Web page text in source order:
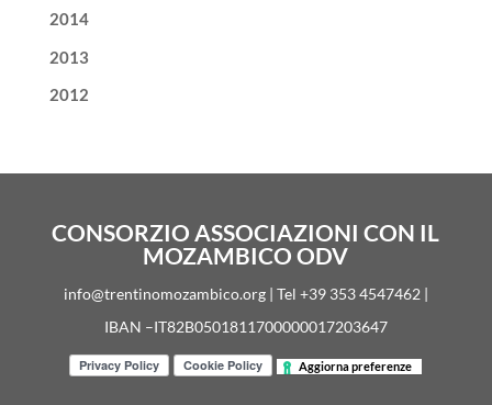
2014
2013
2012
CONSORZIO ASSOCIAZIONI CON IL
MOZAMBICO ODV
info@trentinomozambico.org | Tel +39 353 4547462 |
IBAN –IT82B0501811700000017203647
Aggiorna preferenze